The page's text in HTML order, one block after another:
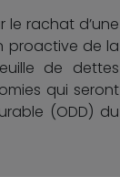
le rachat d’une
proactive de la
de dettes
qui seront
(ODD) du